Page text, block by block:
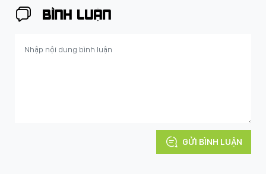
BÌNH LUẬN
GỬI BÌNH LUẬN